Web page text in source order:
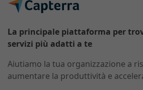
La principale piattaforma per
servizi più adatti a te
Aiutiamo la tua organizzazione a
aumentare la produttività e